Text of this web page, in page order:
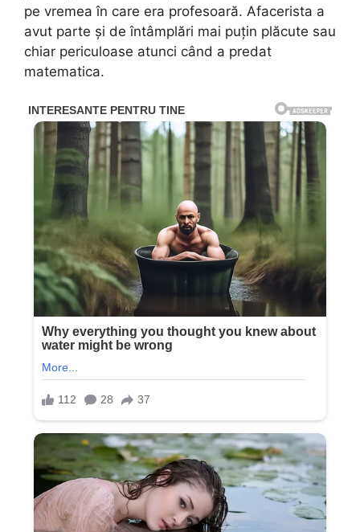
pe vremea în care era profesoară. Afacerista a
avut parte și de întâmplări mai puțin plăcute sau
chiar periculoase atunci când a predat
matematica.